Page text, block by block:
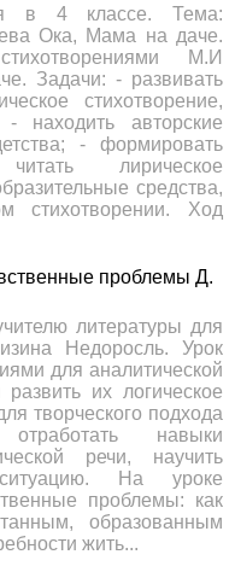
в 4 классе. Тема:
Ока, Мама на даче.
М.И
Задачи: - развивать
стихотворение,
находить авторские
- формировать
лирическое
средства,
стихотворении. Ход
проблемы Д.
литературы для
Недоросль. Урок
для аналитической
их логическое
творческого подхода
навыки
речи, научить
На уроке
проблемы: как
образованным
жить...